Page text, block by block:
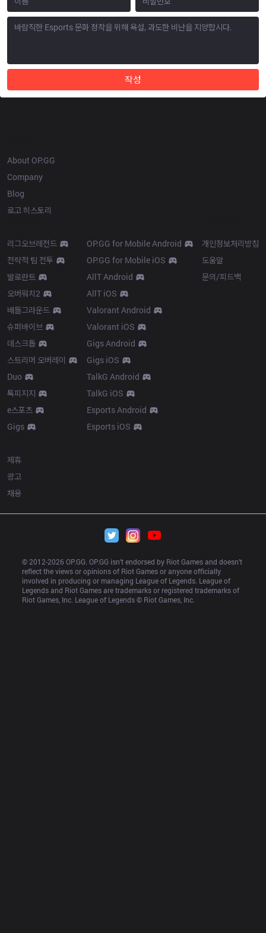
작성
About OP.GG
Company
Blog
로고 히스토리
리그오브레전드
전략적 팀 전투
발로란트
오버워치2
배틀그라운드
슈퍼바이브
데스크톱
스트리머 오버레이
Duo
톡피지지
e스포츠
Gigs
OP.GG for Mobile Android
OP.GG for Mobile iOS
AllT Android
AllT iOS
Valorant Android
Valorant iOS
Gigs Android
Gigs iOS
TalkG Android
TalkG iOS
Esports Android
Esports iOS
개인정보처리방침
도움말
문의/피드백
제휴
광고
채용
© 2012-2026 OP.GG. OP.GG isn’t endorsed by Riot Games and doesn’t
reflect the views or opinions of Riot Games or anyone officially
involved in producing or managing League of Legends. League of
Legends and Riot Games are trademarks or registered trademarks of
Riot Games, Inc. League of Legends © Riot Games, Inc.